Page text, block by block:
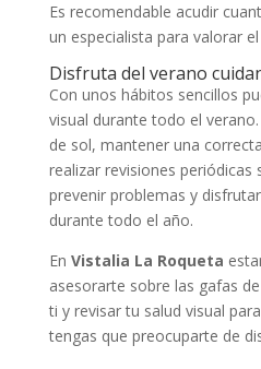
Es recomendable acudir
un especialista para valorar
Disfruta del verano
Con unos hábitos sencillos
visual durante todo el
de sol, mantener una
realizar revisiones periódicas
prevenir problemas y
durante todo el año.
En Vistalia La Roqueta
asesorarte sobre las gafas
ti y revisar tu salud visual
tengas que preocuparte de